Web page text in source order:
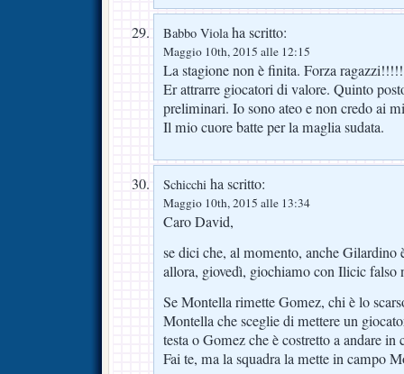
Babbo Violaha scritto:
Maggio 10th, 2015 alle 12:15
La stagione non è finita. Forza
Er attrarre giocatori di valore. Quinto
preliminari. Io sono ateo e non credo ai
Il mio cuore batte per la maglia sudata.
Schicchi ha scritto:
Maggio 10th, 2015 alle 13:34
Caro David,
se dici che, al momento, anche Gilardino
allora, giovedì, giochiamo con Ilicic falso
Se Montella rimette Gomez, chi è lo
Montella che sceglie di mettere un
testa o Gomez che è costretto a andare in
Fai te, ma la squadra la mette in campo